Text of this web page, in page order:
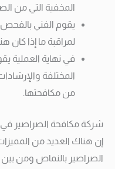
المخفية التي من
يقوم الفني بالفحص
لمراقبة ما إذا كان
في نهاية العملية
المختلفة
من مكافحتها.
شركة مكافحة الصراصير في
إن هناك العديد من
الصراصير بالنماص ومن بين